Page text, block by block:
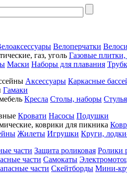
Велоперчатки
газ, уголь Газовые плитки,
Маски Наборы для плавания
Аксессуары Каркасные
Гамаки
Кресла Столы, наборы Стулья
Кровати Насосы Подушки
коврики для пикника
Жилеты Игрушки Круги,
части Защита роликовая Ролики
части Самокаты
части Скейтборды Мини-